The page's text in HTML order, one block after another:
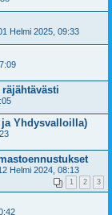
Helmi 2025, 09:33
Yhdysvalloilla)
Helmi 2024, 08:13
1 2 3